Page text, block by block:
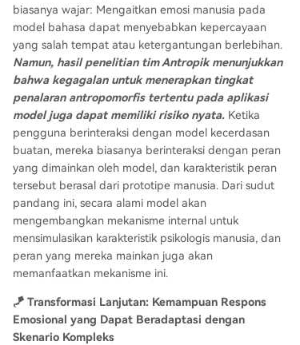
biasanya wajar: Mengaitkan emosi manusia pada
model bahasa dapat menyebabkan kepercayaan
yang salah tempat atau ketergantungan berlebihan.
Namun, hasil penelitian tim Antropik menunjukkan
bahwa kegagalan untuk menerapkan tingkat
penalaran antropomorfis tertentu pada aplikasi
model juga dapat memiliki risiko nyata. Ketika
pengguna berinteraksi dengan model kecerdasan
buatan, mereka biasanya berinteraksi dengan peran
yang dimainkan oleh model, dan karakteristik peran
tersebut berasal dari prototipe manusia. Dari sudut
pandang ini, secara alami model akan
mengembangkan mekanisme internal untuk
mensimulasikan karakteristik psikologis manusia, dan
peran yang mereka mainkan juga akan
memanfaatkan mekanisme ini.
🪁 Transformasi Lanjutan: Kemampuan Respons
Emosional yang Dapat Beradaptasi dengan
Skenario Kompleks